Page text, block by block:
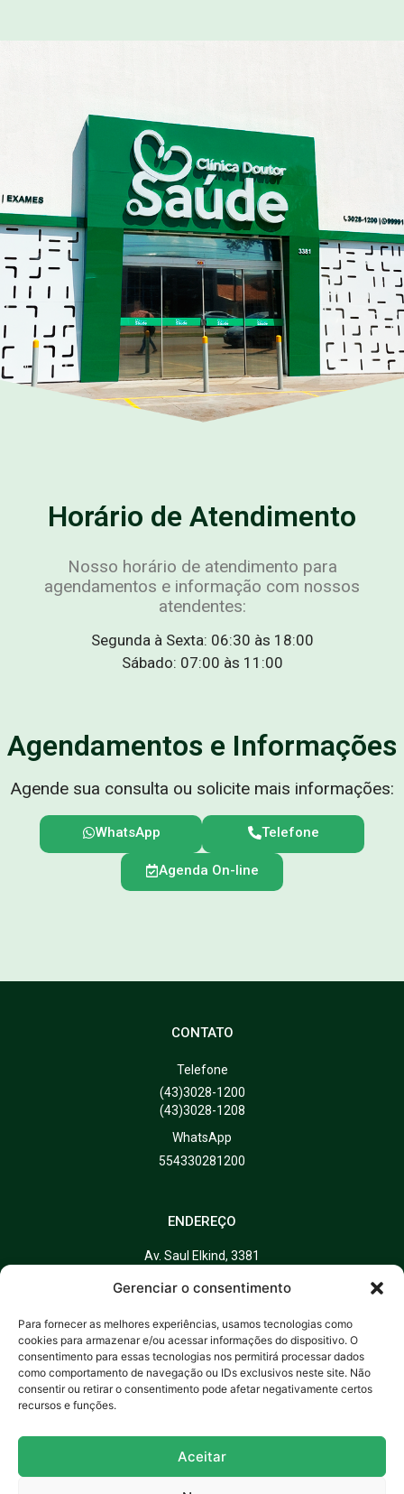
Gerenciar o consentimento
Para fornecer as melhores experiências, usamos tecnologias como
cookies para armazenar e/ou acessar informações do dispositivo. O
consentimento para essas tecnologias nos permitirá processar dados
como comportamento de navegação ou IDs exclusivos neste site. Não
consentir ou retirar o consentimento pode afetar negativamente certos
recursos e funções.
Aceitar
Horário de Atendimento
Nosso horário de atendimento para
agendamentos e informação com nossos
atendentes:
Segunda à Sexta: 06:30 às 18:00
Sábado: 07:00 às 11:00
Agendamentos e Informações
Agende sua consulta ou solicite mais informações:
WhatsApp Telefone
Agenda On-line
CONTATO
Telefone
(43)3028-1200
(43)3028-1208
WhatsApp
554330281200
ENDEREÇO
Av. Saul Elkind, 3381
Londrina – PR
DIRETOR TÉCNICO